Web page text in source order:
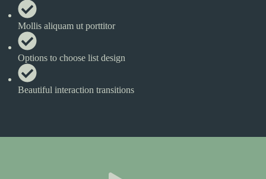
Mollis aliquam ut porttitor
Options to choose list design
Beautiful interaction transitions